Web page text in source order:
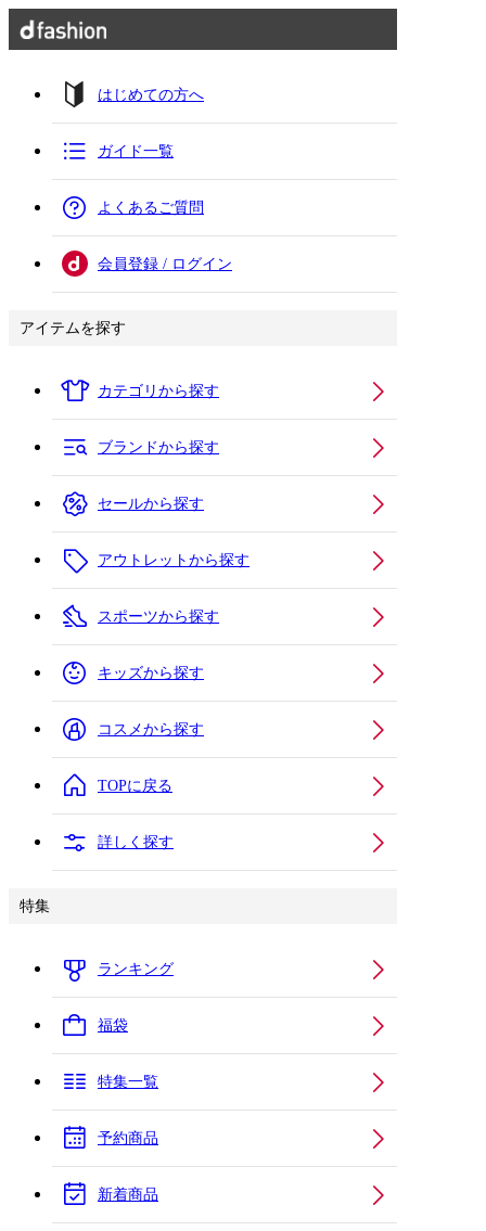
はじめての方へ
ガイド一覧
よくあるご質問
会員登録 / ログイン
アイテムを探す
カテゴリから探す
ブランドから探す
セールから探す
アウトレットから探す
スポーツから探す
キッズから探す
コスメから探す
TOPに戻る
詳しく探す
特集
ランキング
福袋
特集一覧
予約商品
新着商品